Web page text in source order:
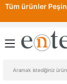
Tüm ürünler Peşin